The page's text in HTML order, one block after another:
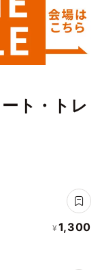
ト・トレ
¥ 1,300